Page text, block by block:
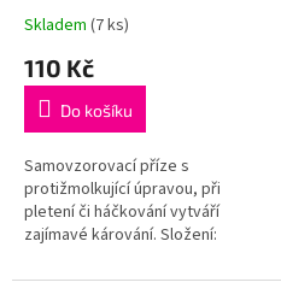
Průměrné
produktu
5,0
5
hvězdiček.
Skladem (7 ks)
110 Kč
Do košíku
Samovzorovací příze s
protižmolkující úpravou, při
pletení či háčkování vytváří
zajímavé kárování. Složení:
nežmolkuje);Váha / návin: 200 g...